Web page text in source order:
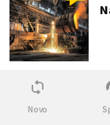
Lokal
Novo